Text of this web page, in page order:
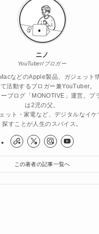
ニノ
YouTuber/ブロガー
などのApple製品、ガジェット
活動するブロガー兼YouTuber。
ブログ「MONOTIVE」運営。プ
は2児の父。
ット・家電など、デジタルなイケ
探すことが人生のスパイス。
この著者の記事一覧へ